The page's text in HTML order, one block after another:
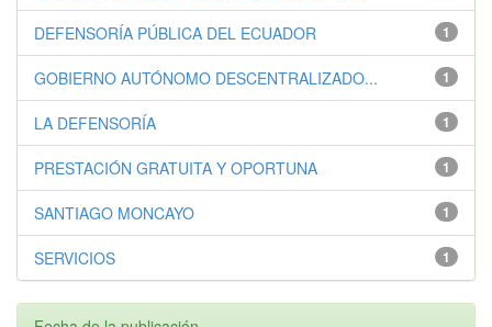
1
DEFENSORÍA PÚBLICA DEL ECUADOR
1
GOBIERNO AUTÓNOMO DESCENTRALIZADO...
1
LA DEFENSORÍA
1
PRESTACIÓN GRATUITA Y OPORTUNA
1
SANTIAGO MONCAYO
1
SERVICIOS